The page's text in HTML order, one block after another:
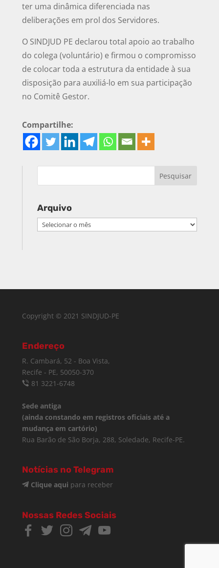
ter uma dinâmica diferenciada nas
deliberações em prol dos Servidores.
O SINDJUD PE declarou total apoio ao trabalho
do colega (voluntário) e firmou o compromisso
de colocar toda a estrutura da entidade à sua
disposição para auxiliá-lo em sua participação
no Comitê Gestor.
Compartilhe:
Arquivo
Arquivo
Copyright © 2021 SINDJUD-PE
Endereço
R. Cambará, 52 - Boa Vista,
Recife - PE, 50050-370
81 3221-6748
Sede antiga
(ainda constando em registros oficiais até a
mudança em cartório)
Rua Barão de São Borja, 288, Soledade, Recife-PE.
Notícias no Telegram
Clique aqui para receber
Nossas Redes Sociais